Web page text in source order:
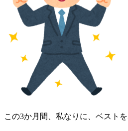
この3か月間、私なりに、ベスト